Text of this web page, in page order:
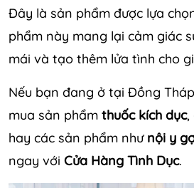
SẢN PHẨM KHÁC
TIN TỨC & BLOG
Đây là sản phẩm được lựa
phẩm này mang lại cảm giác
mái và tạo thêm lửa tình cho
Nếu bạn đang ở tại Đồng
mua sản phẩm thuốc kích dục,
hay các sản phẩm như nội y
ngay với Cửa Hàng Tình Dục.